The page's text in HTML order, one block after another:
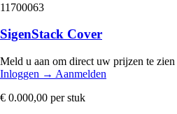
11700063
SigenStack Cover
Meld u aan om direct uw prijzen te zien
Inloggen → Aanmelden
€ 0.000,00 per stuk